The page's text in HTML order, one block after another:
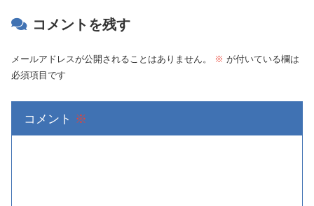
コメントを残す
メールアドレスが公開されることはありません。 ※ が付いている欄は
必須項目です
コメント ※